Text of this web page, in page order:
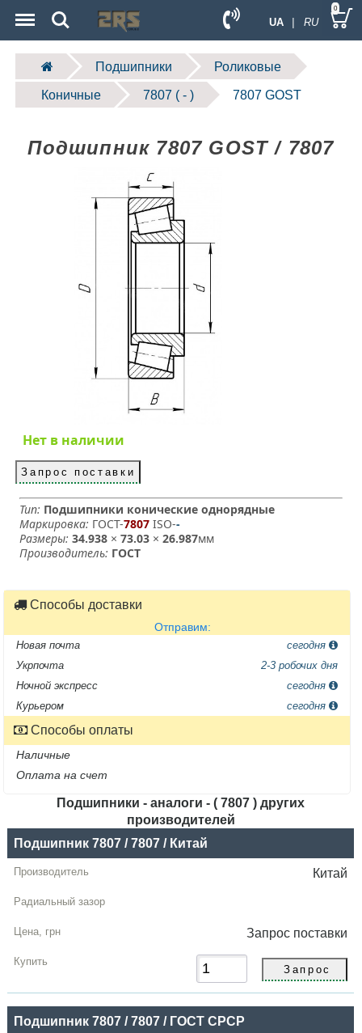
UA | RU
Search 0
Подшипники Роликовые
Коничные 7807 ( - ) 7807 GOST
Подшипник 7807 GOST / 7807
Нет в наличии
Запрос поставки
Тип: Подшипники конические однорядные
Маркировка: ГОСТ-7807 ­ ISO--
Размеры: 34.938 ×73.03 ×26.987мм
Производитель: ГОСТ
Способы доставки
Отправим:
Новая почта
сегодня
Укрпочта
2-3 робочих дня
Ночной экспресс
сегодня
Курьером
сегодня
Способы оплаты
Наличные
Оплата на счет
Подшипники - аналоги - ( 7807 ) других
производителей
Название
Производитель
Радиальный
грн
Купить
Подшипник 7807 / 7807 / Китай
Китай
Запрос поставки
Подшипник 7807 / 7807 / ГОСТ СРСР